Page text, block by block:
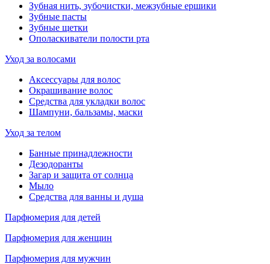
Зубная нить, зубочистки, межзубные ершики
Зубные пасты
Зубные щетки
Ополаскиватели полости рта
Уход за волосами
Аксессуары для волос
Окрашивание волос
Средства для укладки волос
Шампуни, бальзамы, маски
Уход за телом
Банные принадлежности
Дезодоранты
Загар и защита от солнца
Мыло
Средства для ванны и душа
Парфюмерия для детей
Парфюмерия для женщин
Парфюмерия для мужчин